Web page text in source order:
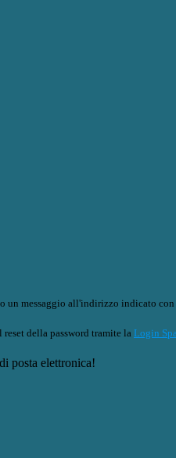
un messaggio all'indirizzo indicato
della password tramite la Login
posta elettronica!